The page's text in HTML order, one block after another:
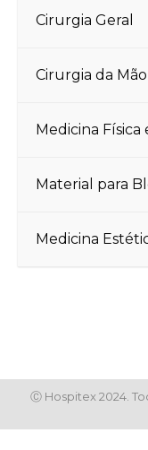
Cirurgia Geral
Cirurgia da Mão
Medicina Física
Material para
Medicina
Ⓒ Hospitex 2024.